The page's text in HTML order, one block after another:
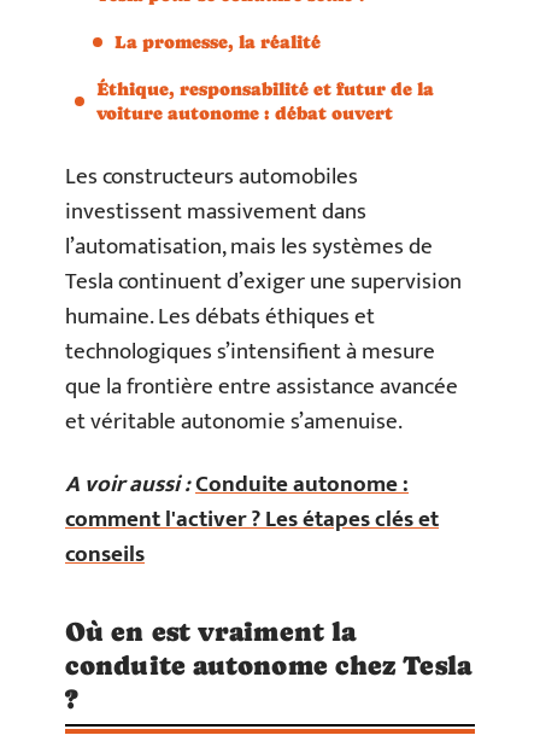
La promesse, la réalité
Éthique, responsabilité et futur de la
voiture autonome : débat ouvert
Les constructeurs automobiles
investissent massivement dans
l’automatisation, mais les systèmes de
Tesla continuent d’exiger une supervision
humaine. Les débats éthiques et
technologiques s’intensifient à mesure
que la frontière entre assistance avancée
et véritable autonomie s’amenuise.
A voir aussi :Conduite autonome :
comment l'activer ? Les étapes clés et
conseils
Où en est vraiment la
conduite autonome chez Tesla
?